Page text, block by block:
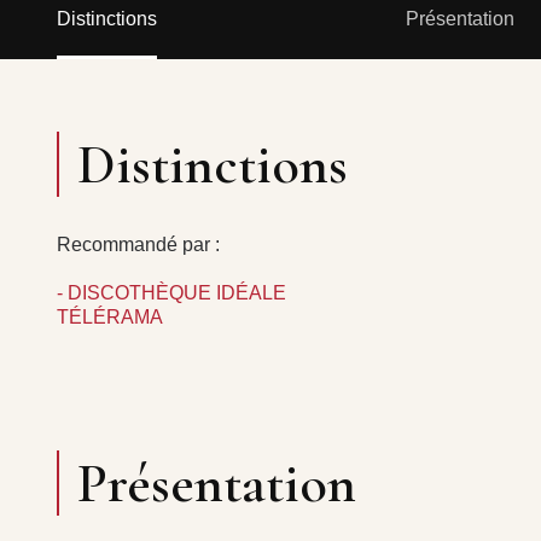
Distinctions Présentation
Distinctions
Recommandé par :
- DISCOTHÈQUE IDÉALE
TÉLÉRAMA
Présentation